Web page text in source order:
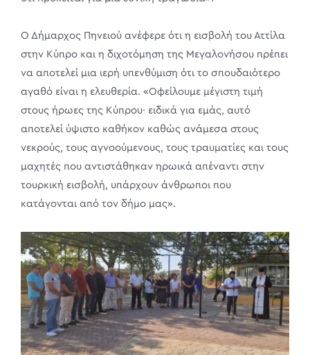
Ο Δήμαρχος Πηνειού ανέφερε ότι η εισβολή του Αττίλα
στην Κύπρο και η διχοτόμηση της Μεγαλονήσου πρέπει
να αποτελεί μια ιερή υπενθύμιση ότι το σπουδαιότερο
αγαθό είναι η ελευθερία. «Οφείλουμε μέγιστη τιμή
στους ήρωες της Κύπρου· ειδικά για εμάς, αυτό
αποτελεί ύψιστο καθήκον καθώς ανάμεσα στους
νεκρούς, τους αγνοούμενους, τους τραυματίες και τους
μαχητές που αντιστάθηκαν ηρωικά απέναντι στην
τουρκική εισβολή, υπάρχουν άνθρωποι που
κατάγονται από τον δήμο μας».